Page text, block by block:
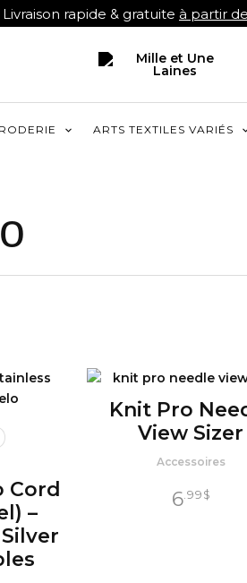
Livraison rapide & gratuite à partir
ARTS TEXTILES VARIÉS
Cord
–
Knit Pro
View Sizer
Accessoires
6 .99 $